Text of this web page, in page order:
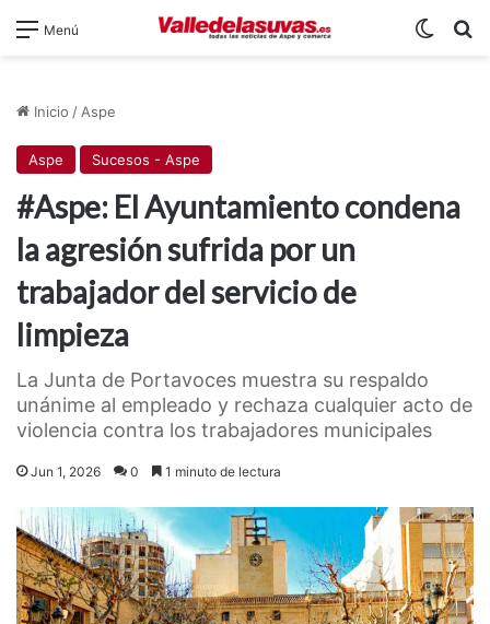
Menú
Inicio / Aspe
Aspe Sucesos - Aspe
#Aspe: El Ayuntamiento condena
la agresión sufrida por un
trabajador del servicio de
limpieza
La Junta de Portavoces muestra su respaldo
unánime al empleado y rechaza cualquier acto de
violencia contra los trabajadores municipales
Jun 1, 2026 0 1 minuto de lectura